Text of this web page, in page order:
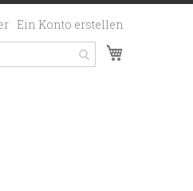
Ein Konto erstellen